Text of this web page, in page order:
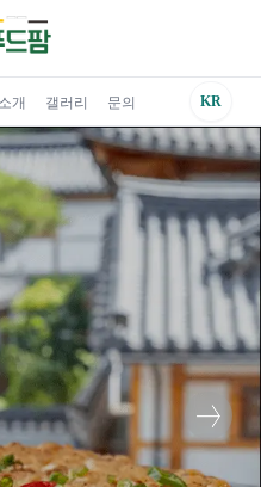
개 갤러리 문의 KR